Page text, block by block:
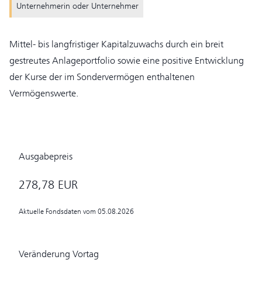
Unternehmerin oder Unternehmer
Mittel- bis langfristiger Kapitalzuwachs durch ein breit
gestreutes Anlageportfolio sowie eine positive Entwicklung
der Kurse der im Sondervermögen enthaltenen
Vermögenswerte.
Ausgabepreis
278,78 EUR
Aktuelle Fondsdaten vom 05.08.2026
Veränderung Vortag